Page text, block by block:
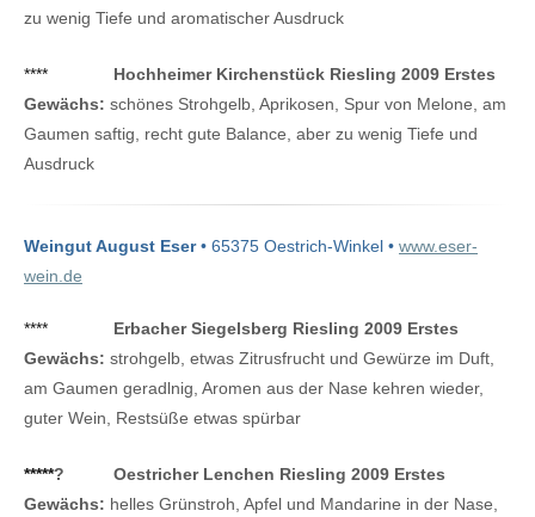
zu wenig Tiefe und aromatischer Ausdruck
****
Hochheimer Kirchenstück Riesling 2009 Erstes
Gewächs: schönes Strohgelb, Aprikosen, Spur von Melone, am
Gaumen saftig, recht gute Balance, aber zu wenig Tiefe und
Ausdruck
Weingut August Eser• 65375 Oestrich-Winkel • www.eser-
wein.de
****
Erbacher Siegelsberg Riesling 2009 Erstes
Gewächs: strohgelb, etwas Zitrusfrucht und Gewürze im Duft,
am Gaumen geradlnig, Aromen aus der Nase kehren wieder,
guter Wein, Restsüße etwas spürbar
*****?
Oestricher Lenchen Riesling 2009 Erstes
Gewächs: helles Grünstroh, Apfel und Mandarine in der Nase,